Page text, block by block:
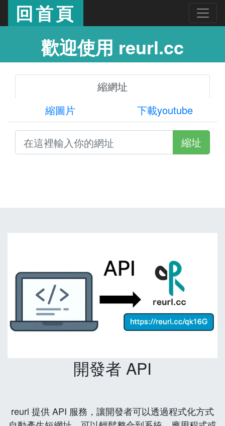
回首頁
歡迎使用 reurl.cc
縮網址
縮圖片
下載youtube
縮址
開發者 API
reurl 提供 API 服務，讓開發者可以透過程式化方式